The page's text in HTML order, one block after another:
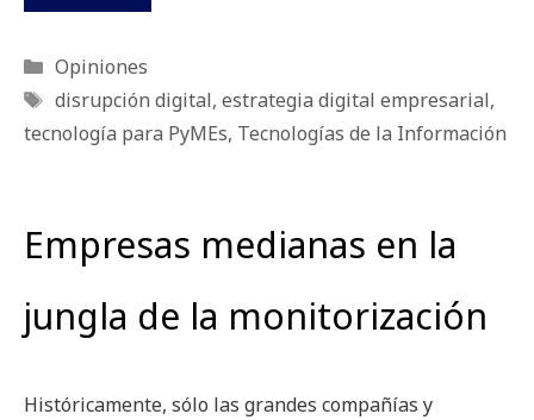
Categorías
Opiniones
Etiquetas
disrupción digital, estrategia digital empresarial,
tecnología para PyMEs, Tecnologías de la Información
Empresas medianas en la
jungla de la monitorización
Históricamente, sólo las grandes compañías y